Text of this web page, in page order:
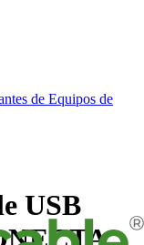
de Equipos de
USB